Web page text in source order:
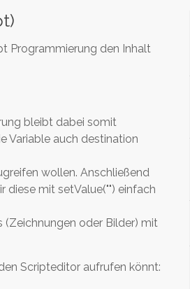
Programmierung den Inhalt
bleibt dabei somit
Variable auch destination
wollen. Anschließend
mit setValue("") einfach
oder Bilder) mit
Scripteditor aufrufen könnt: